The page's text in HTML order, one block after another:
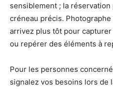
sensiblement ; la
créneau précis.
arrivez plus tôt pour
ou repérer des éléments à
Pour les personnes
signalez vos besoins lors de